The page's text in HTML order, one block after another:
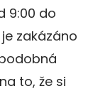
9:00 do
zakázáno
to, že si